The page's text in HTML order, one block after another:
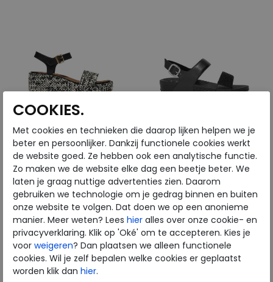
FitFlop
Platfforms Woven Wedge
Ankle-Strap black
€ 119,95
€ 101,96
Beschikbare maten
41
FitFlop
Lulu Sandal all black
€ 109,95
€ 54,98
Beschikbare maten
36 37 38
39
COOKIES.
Met cookies en technieken die daarop lijken helpen we je
beter en persoonlijker. Dankzij functionele cookies werkt
de website goed. Ze hebben ook een analytische functie.
Zo maken we de website elke dag een beetje beter. We
laten je graag nuttige advertenties zien. Daarom
gebruiken we technologie om je gedrag binnen en buiten
onze website te volgen. Dat doen we op een anonieme
manier. Meer weten? Lees hier alles over onze cookie- en
privacyverklaring. Klik op 'Oké' om te accepteren. Kies je
voor weigeren? Dan plaatsen we alleen functionele
cookies. Wil je zelf bepalen welke cookies er geplaatst
worden klik dan hier.